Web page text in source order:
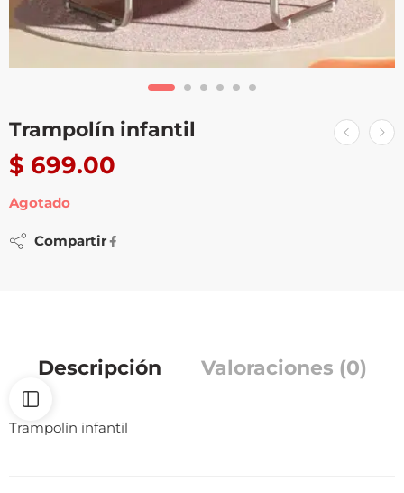
Trampolín infantil
$ 699.00
Agotado
Compartir
Descripción Valoraciones (0)
Trampolín infantil